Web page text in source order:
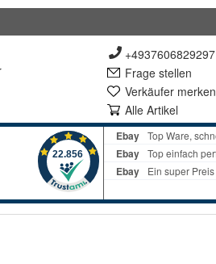
+4937606829297
Frage stellen
Verkäufer merken
Alle Artikel